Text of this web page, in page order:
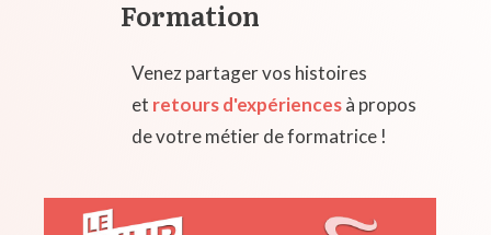
Formation
Venez partager vos histoires
et retours d'expériencesà propos
de votre métier de formatrice !